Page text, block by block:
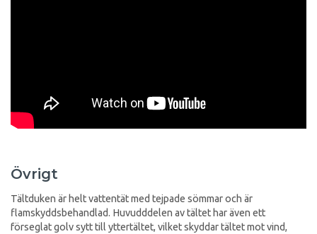
Övrigt
Tältduken är helt vattentät med tejpade sömmar och är
flamskyddsbehandlad. Huvudddelen av tältet har även ett
förseglat golv sytt till yttertältet, vilket skyddar tältet mot vind,